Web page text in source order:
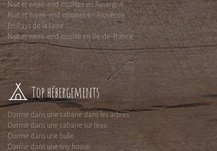
Nuit et week-end insolites en Auvergne
Nuit et Week-end insolites en Provence
En Pays de la Loire
Nuit et week-end insolite en Ile-de-France
Top hébergements
Dormir dans une cabane dans les arbres
Dormir dans une cabane sur l'eau
Dormir dans une bulle
Dormir dans une tiny house